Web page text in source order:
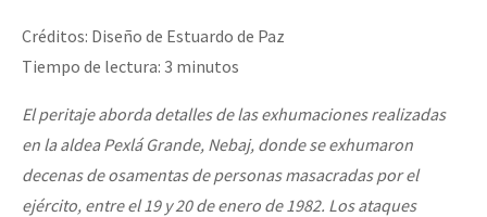
Créditos: Diseño de Estuardo de Paz
Tiempo de lectura: 3 minutos
El peritaje aborda detalles de las exhumaciones realizadas
en la aldea Pexlá Grande, Nebaj, donde se exhumaron
decenas de osamentas de personas masacradas por el
ejército, entre el 19 y 20 de enero de 1982. Los ataques